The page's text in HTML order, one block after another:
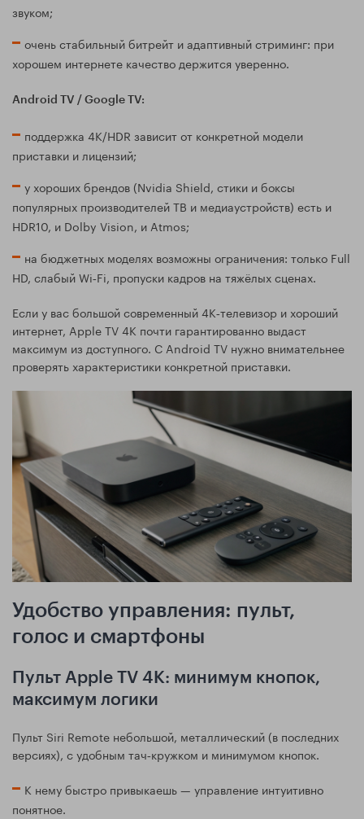
звуком;
очень стабильный битрейт и адаптивный стриминг: при
хорошем интернете качество держится уверенно.
Android TV / Google TV:
поддержка 4K/HDR зависит от конкретной модели
приставки и лицензий;
у хороших брендов (Nvidia Shield, стики и боксы
популярных производителей ТВ и медиаустройств) есть и
HDR10, и Dolby Vision, и Atmos;
на бюджетных моделях возможны ограничения: только Full
HD, слабый Wi‑Fi, пропуски кадров на тяжёлых сценах.
Если у вас большой современный 4K‑телевизор и хороший
интернет, Apple TV 4K почти гарантированно выдаст
максимум из доступного. С Android TV нужно внимательнее
проверять характеристики конкретной приставки.
Удобство управления: пульт,
голос и смартфоны
Пульт Apple TV 4K: минимум кнопок,
максимум логики
Пульт Siri Remote небольшой, металлический (в последних
версиях), с удобным тач‑кружком и минимумом кнопок.
К нему быстро привыкаешь — управление интуитивно
понятное.